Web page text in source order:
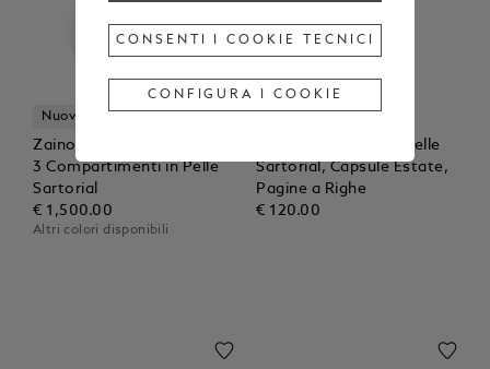
Nuovi Arrivi
Zaino Modello Medio con
3 Compartimenti in Pelle
Sartorial
€ 1,500.00
Altri colori disponibili
Quaderno Medio in Pelle
Sartorial, Capsule Estate,
Pagine a Righe
€ 120.00
tutti i cookie, clicca “Configura i
cookie”, oppure, per maggiori
Cliccando su “Accetta tutti”, esprimi
il tuo consenso all’utilizzo dei
tecnici”, esprimi il tuo consenso
soltanto all’utilizzo dei cookie
tecnici.
CONSENTI I COOKIE TECNICI
CONFIGURA I COOKIE